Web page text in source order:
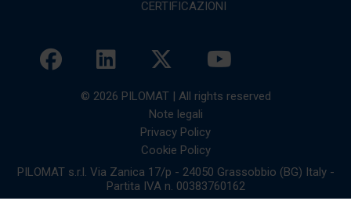
CERTIFICAZIONI
© 2026 PILOMAT | All rights reserved
Note legali
Privacy Policy
Cookie Policy
PILOMAT s.r.l. Via Zanica 17/p - 24050 Grassobbio (BG) Italy -
Partita IVA n. 00383760162